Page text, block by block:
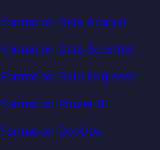
Formation Data Analyst
Formation Data Scientist
Formation Data Engineer
Formation Power BI
Formation DevOps